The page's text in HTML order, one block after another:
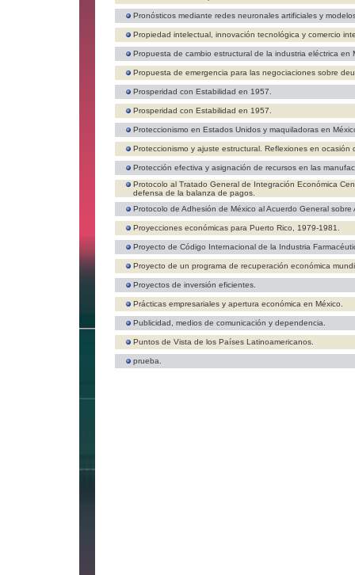
Pronósticos mediante redes neuronales artificiales y
Propiedad intelectual, innovación tecnológica y comercio
Propuesta de cambio estructural de la industria eléctrica en
Propuesta de emergencia para las negociaciones sobre
Prosperidad con Estabilidad en 1957.
Prosperidad con Estabilidad en 1957.
Proteccionismo en Estados Unidos y maquiladoras en
Proteccionismo y ajuste estructural. Reflexiones en ocasión
Protección efectiva y asignación de recursos en las
Protocolo al Tratado General de Integración Económica
defensa de la balanza de pagos.
Protocolo de Adhesión de México al Acuerdo General sobre
Proyecciones económicas para Puerto Rico, 1979-1981.
Proyecto de Código Internacional de la Industria
Proyecto de un programa de recuperación económica
Proyectos de inversión eficientes.
Prácticas empresariales y apertura económica en México.
Publicidad, medios de comunicación y dependencia.
Puntos de Vista de los Países Latinoamericanos.
prueba.